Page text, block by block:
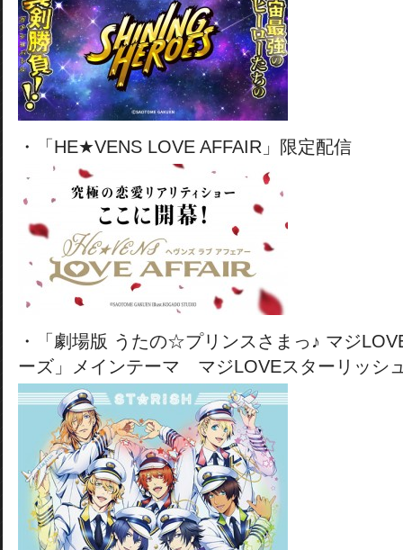
・「HE★VENS LOVE AFFAIR」限定配信
・「劇場版 うたの☆プリンスさまっ♪ マジ
ーズ」メインテーマ マジLOVEスターリッシ